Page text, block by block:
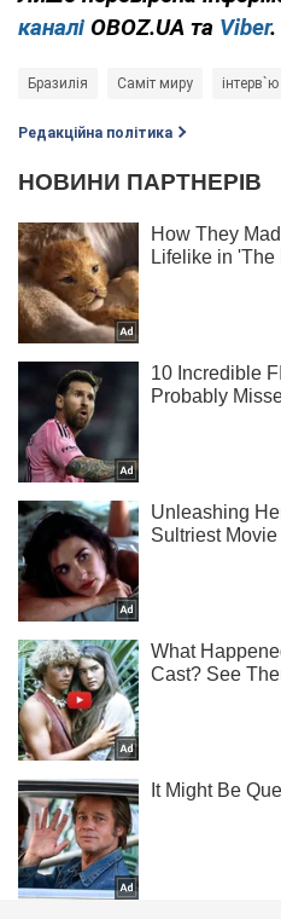
каналі OBOZ.UA та Viber.
Бразилія Саміт миру інтерв`ю
Редакційна політика